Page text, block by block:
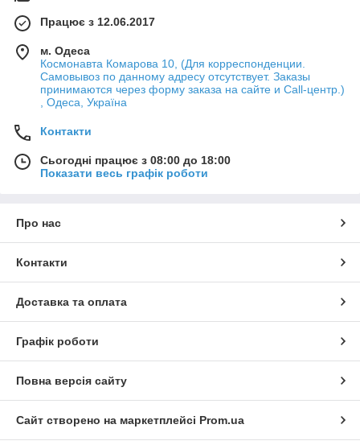
Працює з 12.06.2017
м. Одеса
Космонавта Комарова 10, (Для корреспонденции.
Самовывоз по данному адресу отсутствует. Заказы
принимаются через форму заказа на сайте и Call-центр.)
, Одеса, Україна
Контакти
Сьогодні працює з 08:00 до 18:00
Показати весь графік роботи
Про нас
Контакти
Доставка та оплата
Графік роботи
Повна версія сайту
Сайт створено на маркетплейсі Prom.ua